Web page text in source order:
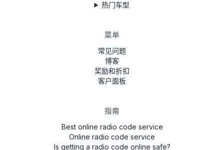
热门车型
菜单
常见问题
博客
奖励和折扣
客户面板
指南
Best online radio code service
Online radio code service
Is getting a radio code online safe?